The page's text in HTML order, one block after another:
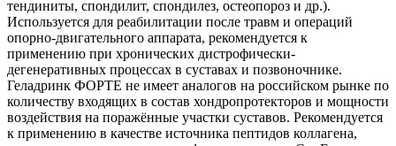
тендиниты, спондилит, спондилез, остеопороз и др.).
Используется для реабилитации после травм и операций
опорно-двигательного аппарата, рекомендуется к
применению при хронических дистрофически-
дегенеративных процессах в суставах и позвоночнике.
Геладринк ФОРТЕ не имеет аналогов на российском рынке по
количеству входящих в состав хондропротекторов и мощности
воздействия на поражённые участки суставов. Рекомендуется
к применению в качестве источника пептидов коллагена,